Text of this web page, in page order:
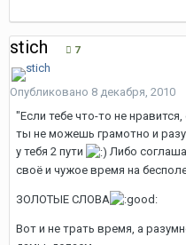
stich 7
Опубликовано 8 декабря, 2010
"Если тебе что-то не
ты не можешь грамотно и
у тебя 2 пути
Либо
своё и чужое время на
ЗОЛОТЫЕ СЛОВА
Вот и не трать время, а